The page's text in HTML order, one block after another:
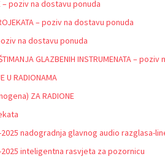
– poziv na dostavu ponuda
– poziv na dostavu ponuda
na dostavu ponuda
GLAZBENIH INSTRUMENATA –
U RADIONAMA
ZA RADIONE
nadogradnja glavnog audio razglasa-
inteligentna rasvjeta za pozornicu